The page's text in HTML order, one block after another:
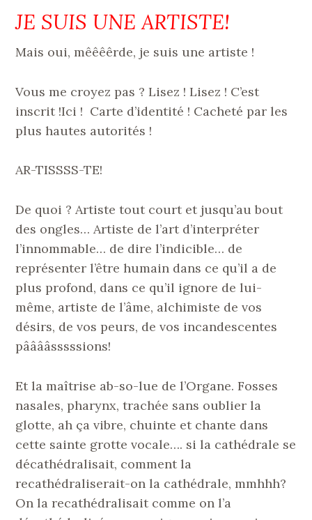
JE SUIS UNE ARTISTE!
Mais oui, mêêêêrde, je suis une artiste !
Vous me croyez pas ? Lisez ! Lisez ! C’est
inscrit !Ici ! Carte d’identité ! Cacheté par les
plus hautes autorités !
AR-TISSSS-TE!
De quoi ? Artiste tout court et jusqu’au bout
des ongles… Artiste de l’art d’interpréter
l’innommable… de dire l’indicible… de
représenter l’être humain dans ce qu’il a de
plus profond, dans ce qu’il ignore de lui-
même, artiste de l’âme, alchimiste de vos
désirs, de vos peurs, de vos incandescentes
pââââsssssions!
Et la maîtrise ab-so-lue de l’Organe. Fosses
nasales, pharynx, trachée sans oublier la
glotte, ah ça vibre, chuinte et chante dans
cette sainte grotte vocale…. si la cathédrale se
décathédralisait, comment la
recathédraliserait-on la cathédrale, mmhhh?
On la recathédralisait comme on l’a